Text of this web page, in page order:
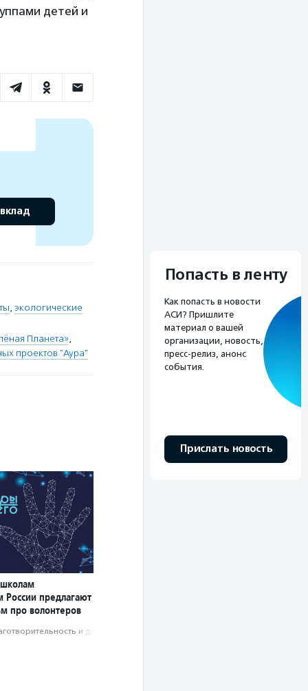
детей и
, экологические
Планета»,
проектов "Аура"
России предлагают
про волонтеров
и доброволь­чест­во
Попасть в ленту
Как попасть в новости
АСИ? Пришлите
материал о вашей
организации, новость,
пресс-релиз, анонс
события.
Прислать новость